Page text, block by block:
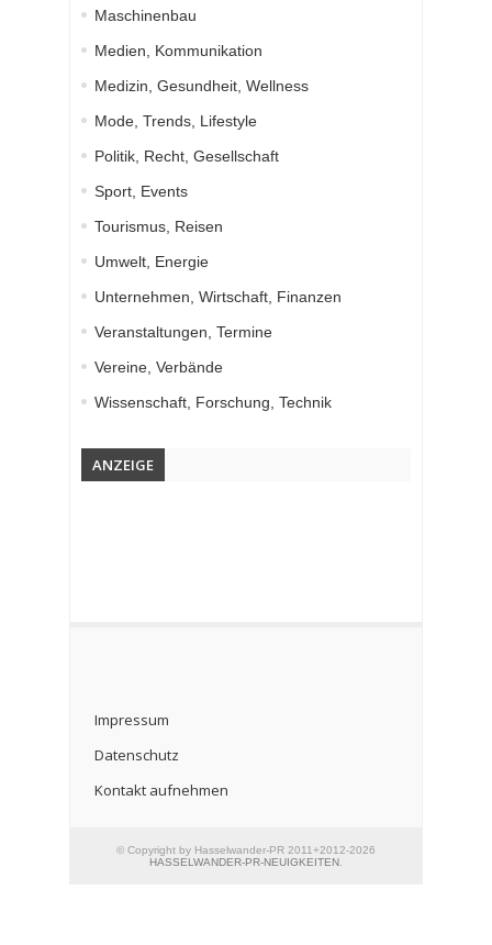
Maschinenbau
Medien, Kommunikation
Medizin, Gesundheit, Wellness
Mode, Trends, Lifestyle
Politik, Recht, Gesellschaft
Sport, Events
Tourismus, Reisen
Umwelt, Energie
Unternehmen, Wirtschaft, Finanzen
Veranstaltungen, Termine
Vereine, Verbände
Wissenschaft, Forschung, Technik
ANZEIGE
Impressum
Datenschutz
Kontakt aufnehmen
© Copyright by Hasselwander-PR 2011+2012-2026
HASSELWANDER-PR-NEUIGKEITEN.